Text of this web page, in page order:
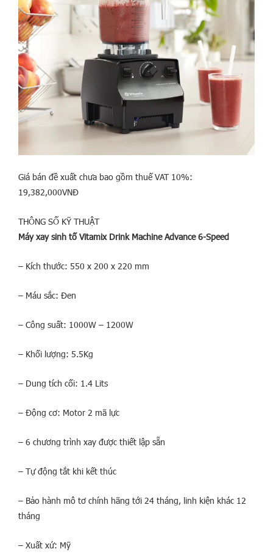
Giá bán đề xuất chưa bao gồm thuế VAT 10%:
19,382,000VNĐ
THÔNG SỐ KỸ THUẬT
Máy xay sinh tố Vitamix Drink Machine Advance 6-Speed
– Kích thước: 550 x 200 x 220 mm
– Máu sắc: Đen
– Công suất: 1000W – 1200W
– Khối lượng: 5.5Kg
– Dung tích cối: 1.4 Lits
– Động cơ: Motor 2 mã lực
– 6 chương trình xay được thiết lập sẵn
– Tự động tắt khi kết thúc
– Bảo hành mô tơ chính hãng tới 24 tháng, linh kiện khác 12
tháng
– Xuất xứ: Mỹ